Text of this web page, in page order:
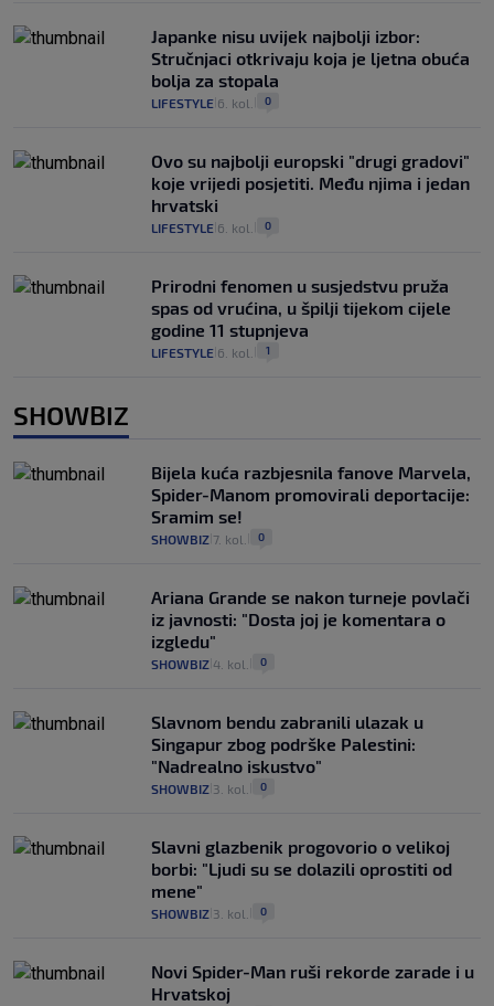
Japanke nisu uvijek najbolji izbor:
Stručnjaci otkrivaju koja je ljetna obuća
bolja za stopala
LIFESTYLE 6. kol. 0
Ovo su najbolji europski "drugi gradovi"
koje vrijedi posjetiti. Među njima i jedan
hrvatski
LIFESTYLE 6. kol. 0
Prirodni fenomen u susjedstvu pruža
spas od vrućina, u špilji tijekom cijele
godine 11 stupnjeva
LIFESTYLE 6. kol. 1
SHOWBIZ
Bijela kuća razbjesnila fanove Marvela,
Spider-Manom promovirali deportacije:
Sramim se!
SHOWBIZ 7. kol. 0
Ariana Grande se nakon turneje povlači
iz javnosti: "Dosta joj je komentara o
izgledu"
SHOWBIZ 4. kol. 0
Slavnom bendu zabranili ulazak u
Singapur zbog podrške Palestini:
"Nadrealno iskustvo"
SHOWBIZ 3. kol. 0
Slavni glazbenik progovorio o velikoj
borbi: "Ljudi su se dolazili oprostiti od
mene"
SHOWBIZ 3. kol. 0
Novi Spider-Man ruši rekorde zarade i u
Hrvatskoj